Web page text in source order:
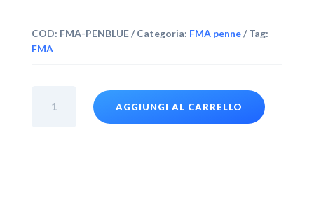
COD: FMA-PENBLUE Categoria: FMA penne
Tag:
FMA
AGGIUNGI AL CARRELLO